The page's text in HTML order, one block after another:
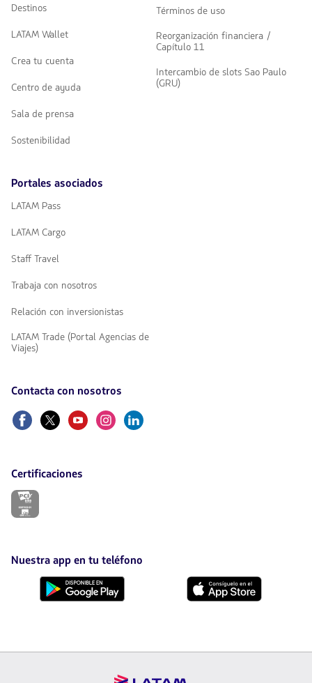
Destinos
LATAM Wallet
Crea tu cuenta
Centro de ayuda
Sala de prensa
Sostenibilidad
Términos de uso
Reorganización financiera /
Capítulo 11
Intercambio de slots Sao Paulo
(GRU)
Portales asociados
LATAM Pass
LATAM Cargo
Staff Travel
Trabaja con nosotros
Relación con inversionistas
LATAM Trade (Portal Agencias de
Viajes)
Contacta con nosotros
FacebookTwitterYoutubeInstagram
Linkedin
Certificaciones
El
nueva
pestaña.
Nuestra app en tu teléfono
Descárgala
Descárgala